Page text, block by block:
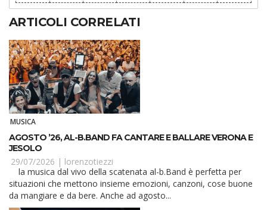
ARTICOLI CORRELATI
MUSICA
AGOSTO ’26, AL-B.BAND FA CANTARE E BALLARE VERONA E
JESOLO
29/07/2026 | lorenzotiezzi
situazioni che mettono insieme emozioni, canzoni, cose buone
da mangiare e da bere. Anche ad agosto...